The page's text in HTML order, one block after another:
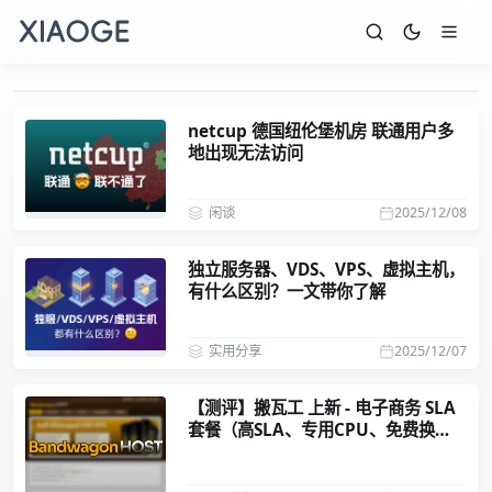
netcup 德国纽伦堡机房 联通用户多
地出现无法访问
2025/12/08
闲谈
独立服务器、VDS、VPS、虚拟主机，
有什么区别？一文带你了解
2025/12/07
实用分享
【测评】搬瓦工 上新 - 电子商务 SLA
套餐（高SLA、专用CPU、免费换